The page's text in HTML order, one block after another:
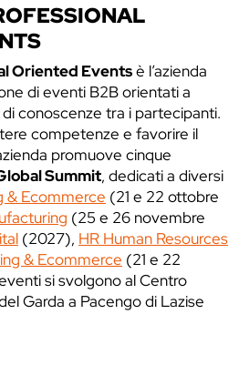
Oriented Eventsè l’azienda
di eventi B2B orientati a
conoscenze tra i partecipanti.
competenze e favorire il
promuove cinque
Summit, dedicati a diversi
& Ecommerce (21 e 22 ottobre
(25 e 26 novembre
(2027), HR Human Resources
& Ecommerce (21 e 22
si svolgono al Centro
Garda a Pacengo di Lazise